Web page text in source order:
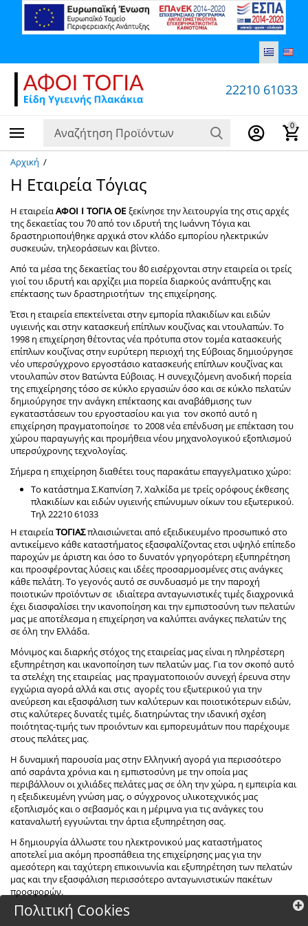
22210 61033
0
Αρχική /
Η Εταιρεία Τόγιας
Η εταιρείαΑΦΟΙ ΙΤΟΓΙΑΟΕξεκίνησε την λειτουργία της στις αρχές
της δεκαετίας του ΄70 από τον ιδρυτή της Ιωάννη Τόγια και
δραστηριοποιήθηκε αρχικά στον κλάδο εμπορίου ηλεκτρικών
συσκευών, τηλεοράσεων και βίντεο.
Από τα μέσα της δεκαετίας του ΄80 εισέρχονται στην εταιρεία οι τρείς
γιοί του ιδρυτή και αρχίζει μια πορεία διαρκούς ανάπτυξης και
επέκτασης των δραστηριοτήτων της επιχείρησης.
Έτσι η εταιρεία επεκτείνεται στην εμπορία πλακιδίων και ειδών
υγιεινής και στην κατασκευή επίπλων κουζίνας και ντουλαπών. Το
1998 η επιχείρηση θέτοντας νέα πρότυπα στον τομέα κατασκευής
επίπλων κουζίνας στην ευρύτερη περιοχή της Εύβοιας δημιούργησε
νέο υπερσύγχρονο εργοστάσιο κατασκευής επίπλων κουζίνας και
ντουλαπών στον Βατώντα Εύβοιας. Η συνεχιζόμενη ανοδική πορεία
της επιχείρησης τόσο σε κύκλο εργασιών όσο και σε κύκλο πελατών
δημιούργησε την ανάγκη επέκτασης και αναβάθμισης των
εγκαταστάσεων του εργοστασίου και για τον σκοπό αυτό η
επιχείρηση πραγματοποίησε το 2008 νέα επένδυση με επέκταση του
χώρου παραγωγής και προμήθεια νέου μηχανολογικού εξοπλισμού
υπερσύχρονης τεχνολογίας.
Σήμερα η επιχείρηση διαθέτει τους παρακάτω επαγγελματικο χώρο:
Το κατάστημα Σ.Καπνίση 7, Χαλκίδα με τρείς ορόφους έκθεσης
πλακιδίων και ειδών υγιεινής επώνυμων οίκων του εξωτερικού.
Τηλ 22210 61033
Η εταιρείαΤΟΓΙΑΣπλαισιώνεται από εξειδικευμένο προσωπικό στο
αντικείμενο κάθε καταστήματος εξασφαλίζοντας ετσι υψηλό επίπεδο
παροχών με άριστη και όσο το δυνατόν γρηγορότερη εξυπηρέτηση
και προσφέροντας λύσεις και ιδέες προσαρμοσμένες στις ανάγκες
κάθε πελάτη. Το γεγονός αυτό σε συνδυασμό με την παροχή
ποιοτικών προϊόντων σε ιδιαίτερα ανταγωνιστικές τιμές διαχρονικά
έχει διασφαλίσει την ικανοποίηση και την εμπιστοσύνη των πελατών
μας με αποτέλεσμα η επιχείρηση να καλύπτει ανάγκες πελατών της
σε όλη την Ελλάδα.
Mόνιμος και διαρκής στόχος της εταιρείας μας είναι η πληρέστερη
εξυπηρέτηση και ικανοποίηση των πελατών μας. Για τον σκοπό αυτό
τα στελέχη της εταιρείας μας πραγματοποιούν συνεχή έρευνα στην
εγχώρια αγορά αλλά και στις αγορές του εξωτερικού για την
ανεύρεση και εξασφάλιση των καλύτερων και ποιοτικότερων ειδών,
στις καλύτερες δυνατές τιμές, διατηρώντας την ιδανική σχέση
ποιότητας-τιμής των προιόντων και εμπορευμάτων που παρέχουμε
στους πελάτες μας.
Η δυναμική παρουσία μας στην Ελληνική αγορά για περισσότερο
από σαράντα χρόνια και η εμπιστοσύνη με την οποία μας
περιβάλλουν οι χιλιάδες πελάτες μας σε όλη την χώρα, η εμπειρία και
η εξειδικευμένη γνώση μας, ο σύγχρονος υλικοτεχνικός μας
εξοπλισμός και ο σεβασμός και η μέριμνα για τις ανάγκες του
καταναλωτή εγγυώνται την άρτια εξυπηρέτηση σας.
Η δημιουργία άλλωστε του ηλεκτρονικού μας καταστήματος
αποτελεί μια ακόμη προσπάθεια της επιχείρησης μας για την
αμεσότερη και ταχύτερη επικοινωνία και εξυπηρέτηση των πελατών
μας και την εξασφάλιση περισσότερο ανταγωνιστικών πακέτων
προσφορών.
Πολιτική Cookies